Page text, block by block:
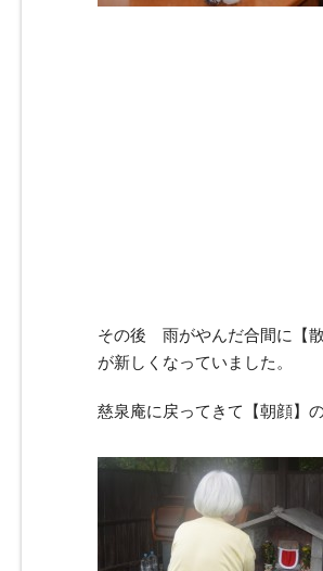
その後 雨がやんだ合間に【
が新しくなっていました。
慈泉庵に戻ってきて【朝顔】